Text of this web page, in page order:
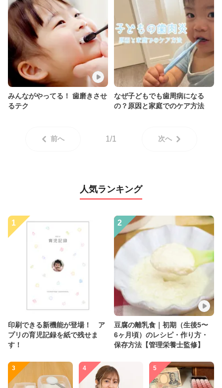
みんながやってる！ 歯磨きさせ
るテク
なぜ子どもでも歯周病になる
の？原因と家庭でのケア方法
前へ 1/1 次へ
人気ランキング
1
印刷できる新機能が登場！ ア
プリの育児記録を紙で残せま
す！
2
豆腐の離乳食｜初期（生後5〜
6ヶ月頃）のレシピ・作り方・
保存方法【管理栄養士監修】
3 4 5